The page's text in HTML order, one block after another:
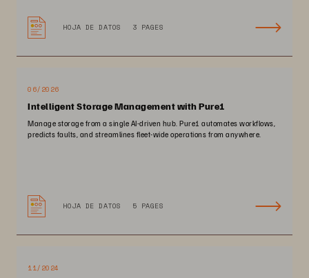
HOJA DE DATOS 3 PAGES
06/2026
Intelligent Storage Management with Pure1
Manage storage from a single AI-driven hub. Pure1 automates workflows,
predicts faults, and streamlines fleet-wide operations from anywhere.
HOJA DE DATOS 5 PAGES
11/2024